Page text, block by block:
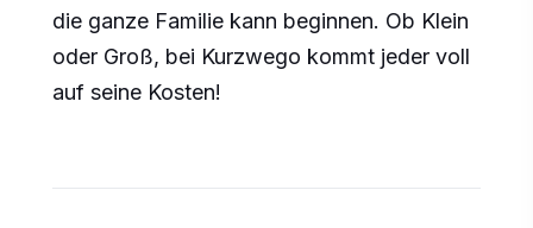
die ganze Familie kann beginnen. Ob Klein
oder Groß, bei Kurzwego kommt jeder voll
auf seine Kosten!